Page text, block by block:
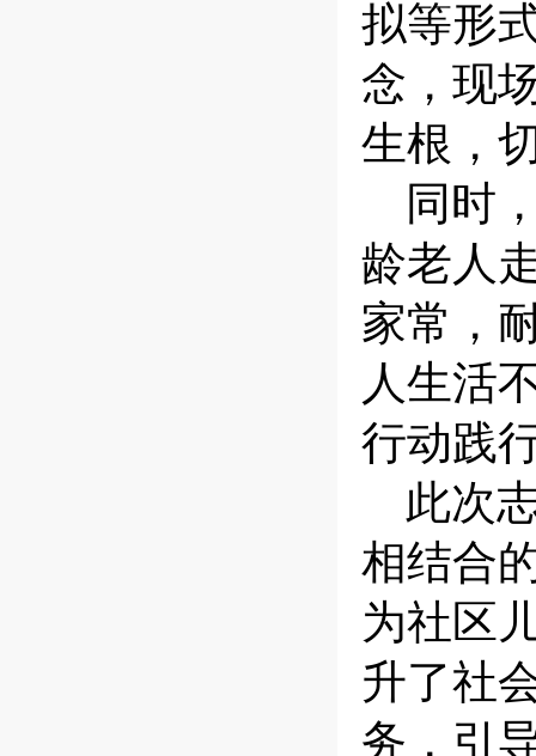
拟等形
念，现
生根，
同时
龄老人
家常，
人生活
行动践
此次
相结合
为社区
升了社
务，引